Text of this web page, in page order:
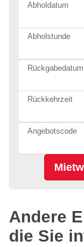
Abholdatum
Abholstunde
Rückgabedatum
Rückkehrzeit
Angebotscode
Andere
die Sie